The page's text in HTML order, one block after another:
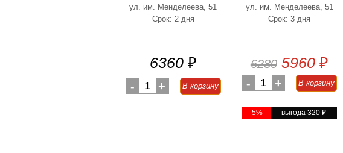
ул. им. Менделеева, 51
Срок: 2 дня
6360 ₽
- 1 + В корзину
ул. им. Менделеева, 51
Срок: 3 дня
6280 5960 ₽
- 1 + В корзину
-5% выгода 320₽